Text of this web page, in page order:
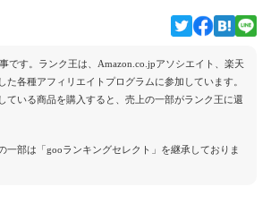
です。ランク王は、Amazon.co.jpアソシエイト、楽天
た各種アフィリエイトプログラムに参加しています。
ている商品を購入すると、売上の一部がランク王に還
一部は「gooランキングセレクト」を継承しておりま